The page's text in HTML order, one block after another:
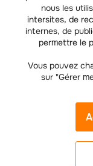
nous les
intersites, de
internes, de
permettre le
Vous pouvez
sur "Gérer
Le congé proche
d’être soutenus
de leurs proches,
Il vient en appui aux
dont le droit au répit, et
commencer par
de l’AJPA. La